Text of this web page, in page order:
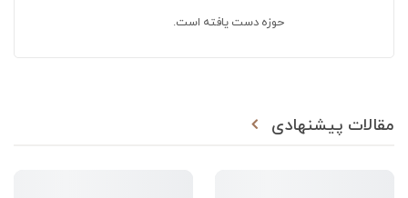
حوزه دست یافته است.
مقالات پیشنهادی